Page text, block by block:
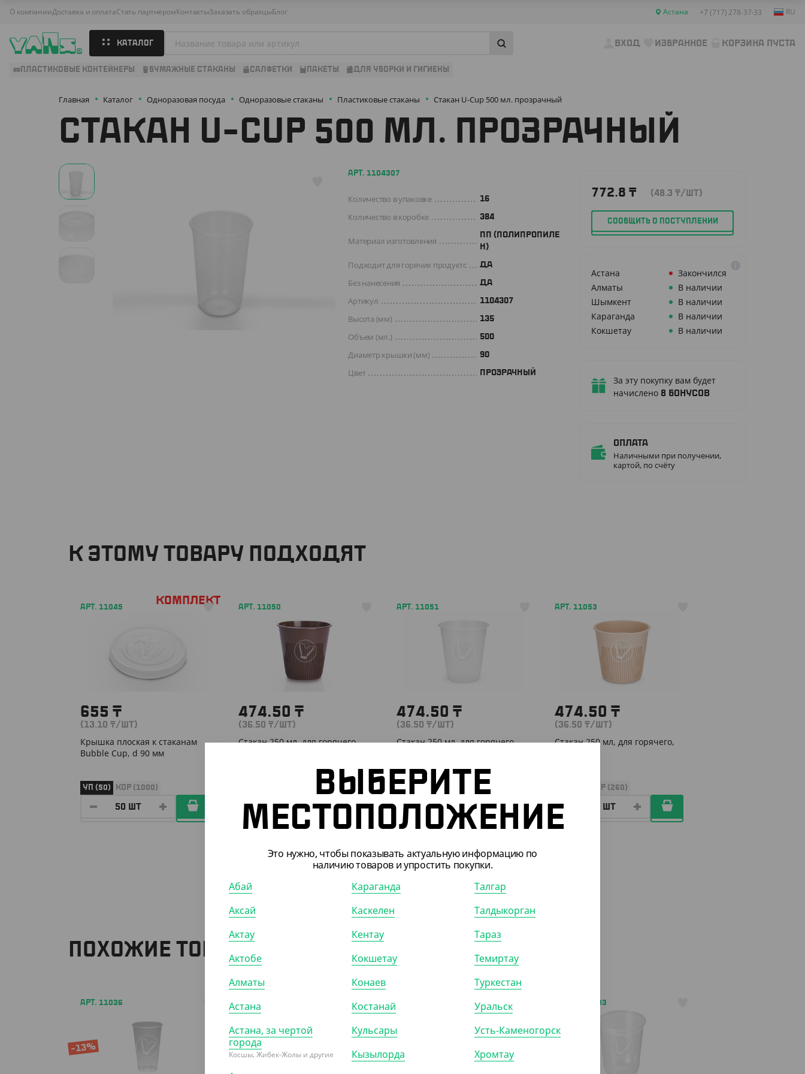
О компанииДоставка и оплатаСтать партнёромКонтактыЗаказать образцыБлог Астана +7 (717) 278-37-33 RU
КАТАЛОГ ВХОД ИЗБРАННОЕ КОРЗИНА ПУСТА
ПЛАСТИКОВЫЕ КОНТЕЙНЕРЫ БУМАЖНЫЕ СТАКАНЫ САЛФЕТКИ ПАКЕТЫ ДЛЯ УБОРКИ И ГИГИЕНЫ
Главная Каталог Одноразовая посуда Одноразовые стаканы Пластиковые стаканы Стакан U-Cup 500 мл. прозрачный
СТАКАН U-CUP 500 МЛ. ПРОЗРАЧНЫЙ
772.8 ₸ (48.3 ₸/ШТ)
СООБЩИТЬ О ПОСТУПЛЕНИИ
Астана
Закончился
Алматы
В наличии
Шымкент
В наличии
Караганда
В наличии
Кокшетау
В наличии
За эту покупку вам будет
начислено 8 бонусов
Оплата
Наличными при получении,
картой, по счёту
АРТ. 1104307
Количество в упаковке 16
Количество в коробке 384
Материал изготовления
ПП (ПОЛИПРОПИЛЕ
Н)
Подходит для горячих продуктов ДА
Без нанесения ДА
Артикул 1104307
Высота (мм) 135
Объем (мл.) 500
Диаметр крышки (мм) 90
Цвет ПРОЗРАЧНЫЙ
К ЭТОМУ ТОВАРУ ПОДХОДЯТ
АРТ. 11045
Комплект
655 ₸
(13.10 ₸/ШТ)
Крышка плоская к стаканам
Bubble Cup, d 90 мм
УП (50) КОР (1000)
АРТ. 11050
474.50 ₸
(36.50 ₸/ШТ)
Стакан 250 мл, для горячего,
АРТ. 11051
474.50 ₸
(36.50 ₸/ШТ)
Стакан 250 мл, для горячего,
КОР (260)
АРТ. 11053
474.50 ₸
(36.50 ₸/ШТ)
Стакан 250 мл, для горячего,
КОР (260)
ПОКАЗАТЬ ЕЩЁ
ПОХОЖИЕ ТОВАРЫ
АРТ. 11036
-13%
АРТ. 1104203
ВЫБЕРИТЕ
МЕСТОПОЛОЖЕНИЕ
Это нужно, чтобы показывать актуальную информацию по
наличию товаров и упростить покупки.
Абай
Аксай
Актау
Актобе
Алматы
Астана
Астана, за чертой
города
Косшы, Жибек-Жолы и другие
Караганда
Каскелен
Кентау
Кокшетау
Конаев
Костанай
Кульсары
Кызылорда
Талгар
Талдыкорган
Тараз
Темиртау
Туркестан
Уральск
Усть-Каменогорск
Хромтау